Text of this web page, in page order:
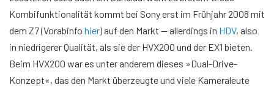
Kombifunktionalität kommt bei Sony erst im Frühjahr 2008 mit
dem Z7 (Vorabinfo hier) auf den Markt — allerdings in HDV, also
in niedrigerer Qualität, als sie der HVX200 und der EX1 bieten.
Beim HVX200 war es unter anderem dieses »Dual-Drive-
Konzept«, das den Markt überzeugte und viele Kameraleute